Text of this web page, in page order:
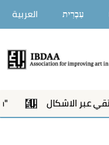
المحتوى
العربية עִבְרִית